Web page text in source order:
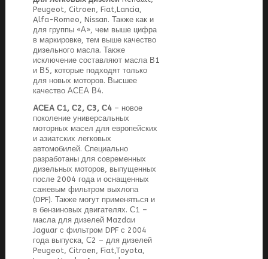
Peugeot, Citroen, Fiat,Lancia,
Alfa-Romeo, Nissan. Также как и
для группы «А», чем выше цифра
в маркировке, тем выше качество
дизельного масла. Также
исключение составляют масла В1
и В5, которые подходят только
для новых моторов. Высшее
качество АСЕА В4.
АСЕА С1, С2, С3, С4– новое
поколение универсальных
моторных масел для европейских
и азиатских легковых
автомобилей. Специально
разработаны для современных
дизельных моторов, выпущенных
после 2004 года и оснащенных
сажевым фильтром выхлопа
(DPF). Также могут применяться и
в бензиновых двигателях. С1 –
масла для дизелей Mazdaи
Jaguar с фильтром DPF с 2004
года выпуска, С2 – для дизелей
Peugeot, Citroen, Fiat,Toyota,